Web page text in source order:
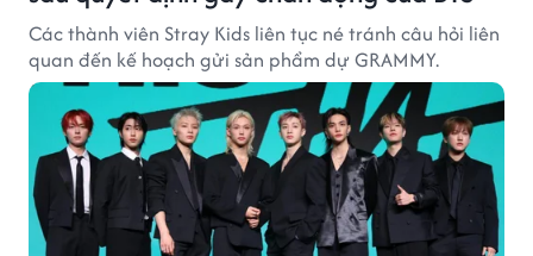
Các thành viên Stray Kids liên tục né tránh câu hỏi liên
quan đến kế hoạch gửi sản phẩm dự GRAMMY.